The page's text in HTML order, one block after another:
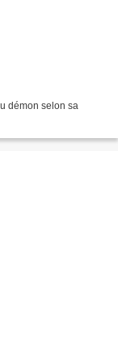
démon selon sa